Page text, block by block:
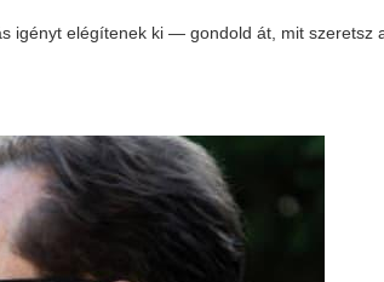
igényt elégítenek ki — gondold át, mit szeretsz